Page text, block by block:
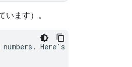
ます）。
Here's how I'll